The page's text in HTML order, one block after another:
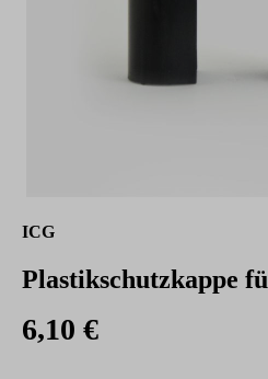
ICG
Plastikschutzkappe
6,10 €